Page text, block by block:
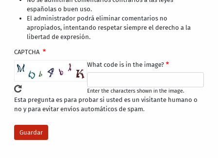
españolas o buen uso.
El administrador podrá eliminar comentarios no
apropiados, intentando respetar siempre el derecho a la
libertad de expresión.
CAPTCHA
What code is in the image?
Enter the characters shown in the image.
Esta pregunta es para probar si usted es un visitante humano o
no y para evitar envíos automáticos de spam.